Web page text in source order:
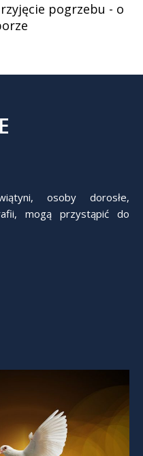
pogrzebu - o
osoby dorosłe,
mogą przystąpić do